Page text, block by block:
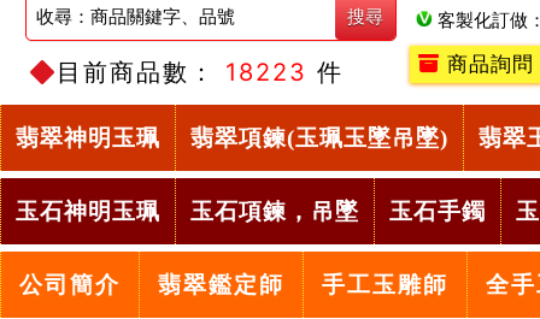
目前商品數： 18223 件
客製化訂做
商品詢問
翡翠神明玉珮 翡翠項鍊(玉珮玉墜吊墜) 翡翠
玉石神明玉珮 玉石項鍊，吊墜 玉石手鐲
公司簡介 翡翠鑑定師 手工玉雕師 全